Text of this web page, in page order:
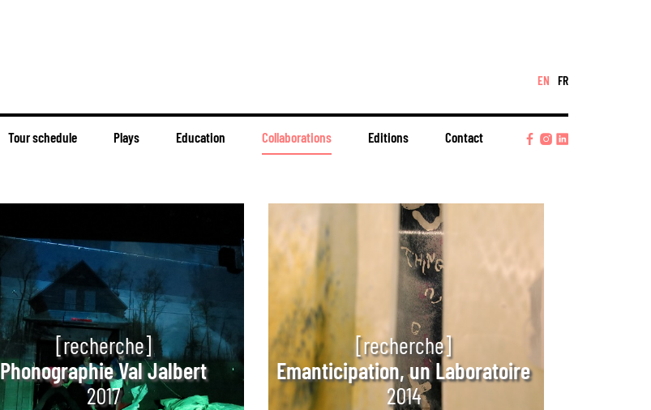
FR
EN
Tour schedule Plays Education Collaborations Editions Contact
[recherche]
Phonographie Val Jalbert
2017
[recherche]
Emanticipation, un Laboratoire
2014